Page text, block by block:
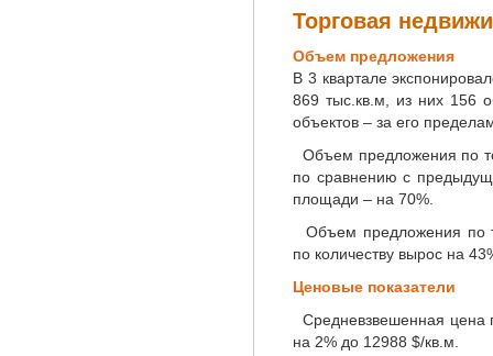
Торговая
Объем предложения
В 3 квартале
869 тыс.кв.м, из них 156
объектов – за его
Объем предложения по
по сравнению с
площади – на 70%.
Объем предложения по
по количеству вырос на
Ценовые показатели
Средневзвешенная цена
на 2% до 12988 $/кв.м.